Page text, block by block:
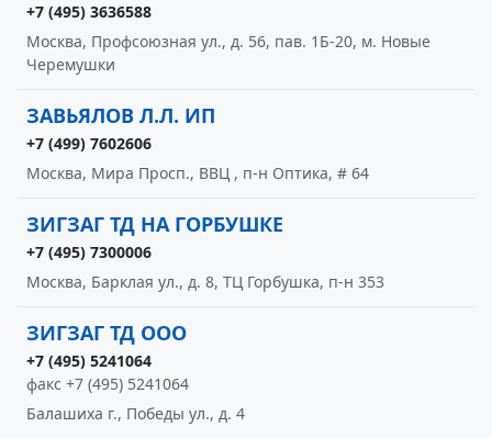
+7 (495) 3636588
Москва, Профсоюзная ул., д. 56, пав. 1Б-20, м. Новые
Черемушки
ЗАВЬЯЛОВ Л.Л. ИП
+7 (499) 7602606
Москва, Мира Просп., ВВЦ , п-н Оптика, # 64
ЗИГЗАГ ТД НА ГОРБУШКЕ
+7 (495) 7300006
Москва, Барклая ул., д. 8, ТЦ Горбушка, п-н 353
ЗИГЗАГ ТД ООО
+7 (495) 5241064
факс +7 (495) 5241064
Балашиха г., Победы ул., д. 4